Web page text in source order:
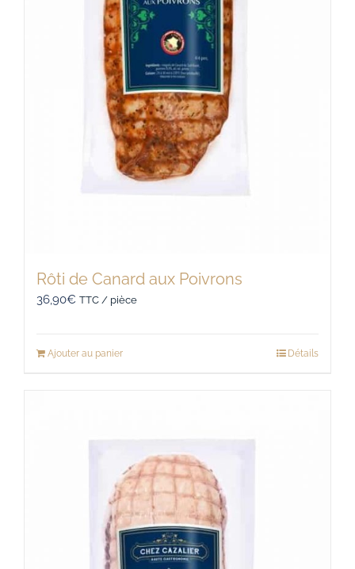
Rôti de Canard aux Poivrons
36,90€ TTC / pièce
Ajouter au panier Détails